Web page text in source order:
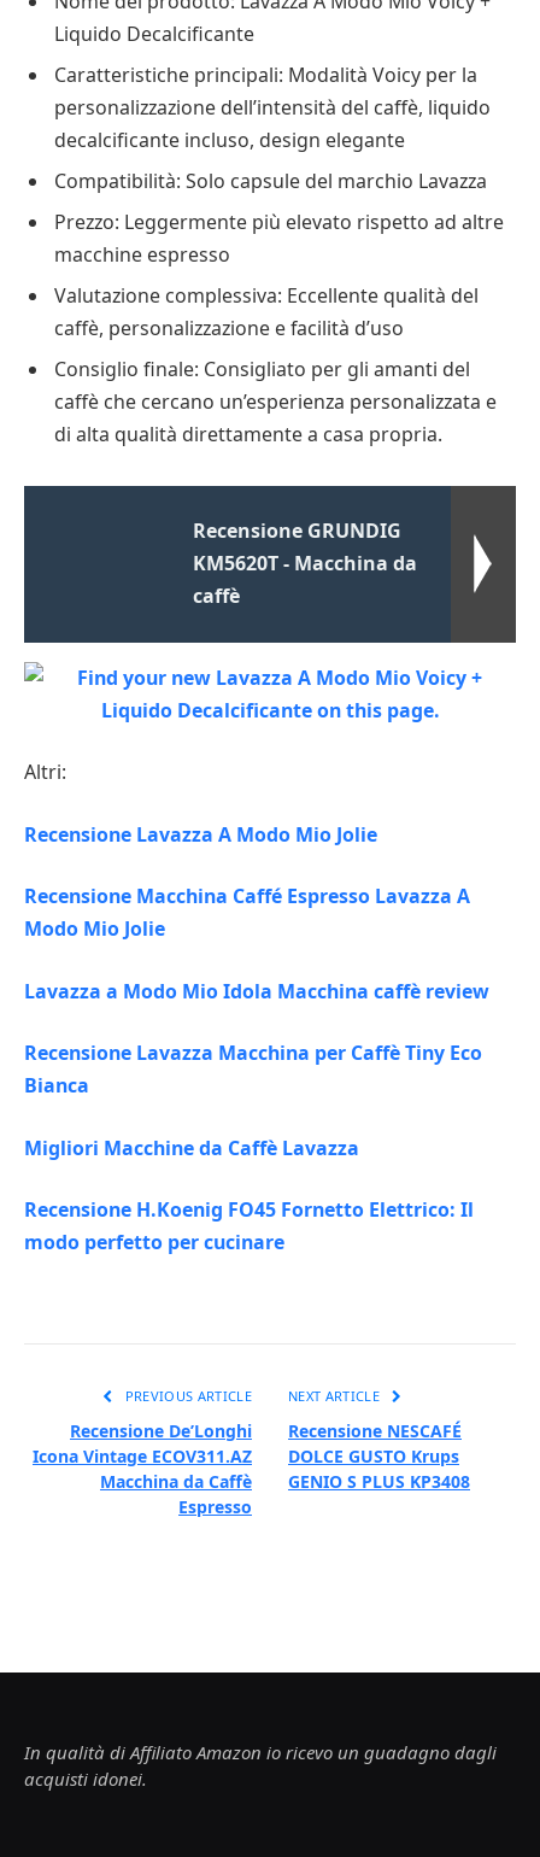
Liquido Decalcificante
Caratteristiche principali: Modalità Voicy per la
personalizzazione dell’intensità del caffè, liquido
decalcificante incluso, design elegante
Compatibilità: Solo capsule del marchio Lavazza
Prezzo: Leggermente più elevato rispetto ad altre
macchine espresso
Valutazione complessiva: Eccellente qualità del
caffè, personalizzazione e facilità d’uso
Consiglio finale: Consigliato per gli amanti del
caffè che cercano un’esperienza personalizzata e
di alta qualità direttamente a casa propria.
Recensione GRUNDIG
KM5620T - Macchina da
caffè
Altri:
Recensione Lavazza A Modo Mio Jolie
Recensione Macchina Caffé Espresso Lavazza A
Modo Mio Jolie
Lavazza a Modo Mio Idola Macchina caffè review
Recensione Lavazza Macchina per Caffè Tiny Eco
Bianca
Migliori Macchine da Caffè Lavazza
Recensione H.Koenig FO45 Fornetto Elettrico: Il
modo perfetto per cucinare
PREVIOUS ARTICLE
Recensione De’Longhi
Icona Vintage ECOV311.AZ
Macchina da Caffè
Espresso
NEXT ARTICLE
Recensione NESCAFÉ
DOLCE GUSTO Krups
GENIO S PLUS KP3408
In qualità di Affiliato Amazon io ricevo un guadagno dagli
acquisti idonei.